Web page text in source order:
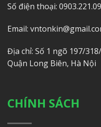
Số điện thoại:
Email:
Địa chỉ: Số 1 ngõ 197/
Quận Long Biên, Hà Nội
CHÍNH SÁCH